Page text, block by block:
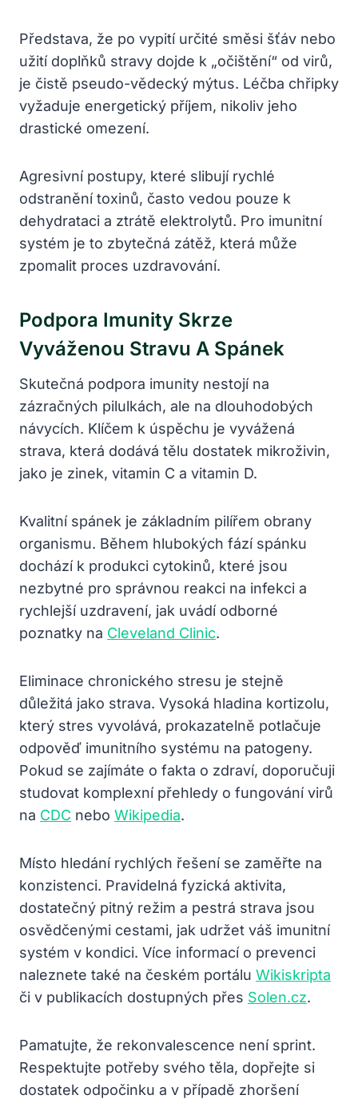
Představa, že po vypití určité směsi šťáv nebo
užití doplňků stravy dojde k „očištění“ od virů,
je čistě pseudo-vědecký mýtus. Léčba chřipky
vyžaduje energetický příjem, nikoliv jeho
drastické omezení.
Agresivní postupy, které slibují rychlé
odstranění toxinů, často vedou pouze k
dehydrataci a ztrátě elektrolytů. Pro imunitní
systém je to zbytečná zátěž, která může
zpomalit proces uzdravování.
Podpora Imunity Skrze
Vyváženou Stravu A Spánek
Skutečná podpora imunity nestojí na
zázračných pilulkách, ale na dlouhodobých
návycích. Klíčem k úspěchu je vyvážená
strava, která dodává tělu dostatek mikroživin,
jako je zinek, vitamin C a vitamin D.
Kvalitní spánek je základním pilířem obrany
organismu. Během hlubokých fází spánku
dochází k produkci cytokinů, které jsou
nezbytné pro správnou reakci na infekci a
rychlejší uzdravení, jak uvádí odborné
poznatky na Cleveland Clinic.
Eliminace chronického stresu je stejně
důležitá jako strava. Vysoká hladina kortizolu,
který stres vyvolává, prokazatelně potlačuje
odpověď imunitního systému na patogeny.
Pokud se zajímáte o fakta o zdraví, doporučuji
studovat komplexní přehledy o fungování virů
na CDC nebo Wikipedia.
Místo hledání rychlých řešení se zaměřte na
konzistenci. Pravidelná fyzická aktivita,
dostatečný pitný režim a pestrá strava jsou
osvědčenými cestami, jak udržet váš imunitní
systém v kondici. Více informací o prevenci
naleznete také na českém portálu Wikiskripta
či v publikacích dostupných přes Solen.cz.
Pamatujte, že rekonvalescence není sprint.
Respektujte potřeby svého těla, dopřejte si
dostatek odpočinku a v případě zhoršení